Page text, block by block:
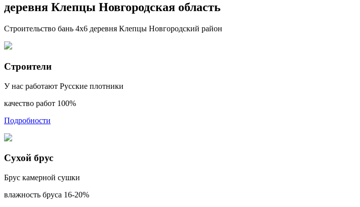
деревня Клепцы Новгородская область
Строительство бань 4х6 деревня Клепцы Новгородский район
Строители
У нас работают Русские плотники
качество работ 100%
Подробности
Сухой брус
Брус камерной сушки
влажность бруса 16-20%